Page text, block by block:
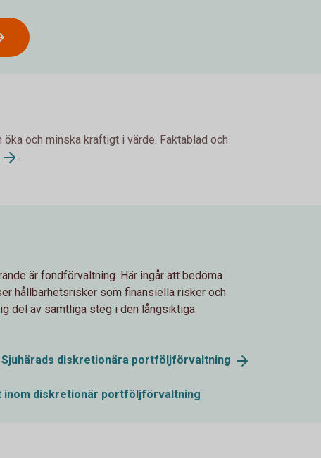
och minska kraftigt i värde. Faktablad och
.
är fondförvaltning. Här ingår att bedöma
hållbarhetsrisker som finansiella risker och
del av samtliga steg i den långsiktiga
diskretionära portföljförvaltning
inom diskretionär portföljförvaltning